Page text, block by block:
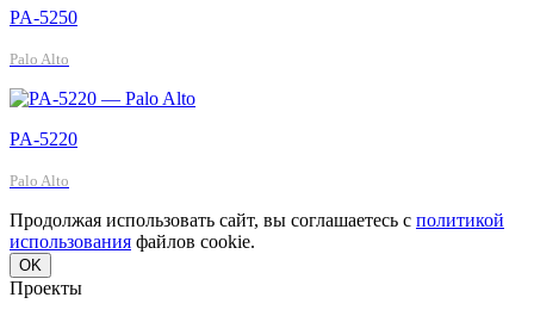
PA-5250
Palo Alto
PA-5220
Palo Alto
Продолжая использовать сайт, вы соглашаетесь с политикой
использования файлов cookie.
OK
Проекты